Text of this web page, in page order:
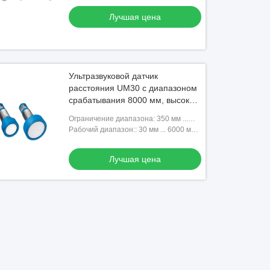
Лучшая цена
Ультразвуковой датчик
расстояния UM30 с диапазоном
срабатывания 8000 мм, высокой
интерфейсом IO-Link
Ограничение диапазона: 350 мм ...
8000 мм (в зависимости от типа)
Рабочий диапазон:: 30 мм ... 6000 мм
Лучшая цена